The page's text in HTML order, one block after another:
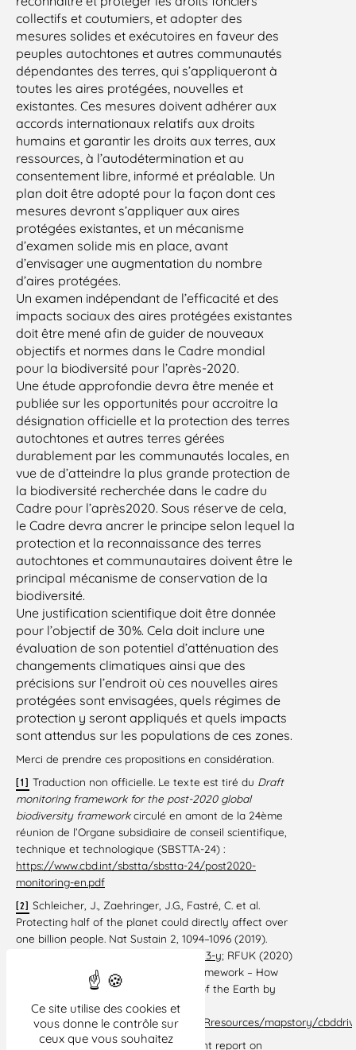
Ce site utilise des cookies et
vous donne le contrôle sur
ceux que vous souhaitez
collectifs et coutumiers, et adopter des
mesures solides et exécutoires en faveur des
peuples autochtones et autres communautés
dépendantes des terres, qui s’appliqueront à
toutes les aires protégées, nouvelles et
existantes. Ces mesures doivent adhérer aux
accords internationaux relatifs aux droits
humains et garantir les droits aux terres, aux
ressources, à l’autodétermination et au
consentement libre, informé et préalable. Un
plan doit être adopté pour la façon dont ces
mesures devront s’appliquer aux aires
protégées existantes, et un mécanisme
d’examen solide mis en place, avant
d’envisager une augmentation du nombre
d’aires protégées.
Un examen indépendant de l’efficacité et des
impacts sociaux des aires protégées existantes
doit être mené afin de guider de nouveaux
objectifs et normes dans le Cadre mondial
pour la biodiversité pour l’après-2020.
Une étude approfondie devra être menée et
publiée sur les opportunités pour accroitre la
désignation officielle et la protection des terres
autochtones et autres terres gérées
durablement par les communautés locales, en
vue de d’atteindre la plus grande protection de
la biodiversité recherchée dans le cadre du
Cadre pour l’après2020. Sous réserve de cela,
le Cadre devra ancrer le principe selon lequel la
protection et la reconnaissance des terres
autochtones et communautaires doivent être le
principal mécanisme de conservation de la
biodiversité.
Une justification scientifique doit être donnée
pour l’objectif de 30%. Cela doit inclure une
évaluation de son potentiel d’atténuation des
changements climatiques ainsi que des
précisions sur l’endroit où ces nouvelles aires
protégées sont envisagées, quels régimes de
protection y seront appliqués et quels impacts
sont attendus sur les populations de ces zones.
Merci de prendre ces propositions en considération.
[1] Traduction non officielle. Le texte est tiré du Draft
monitoring framework for the post-2020 global
biodiversity frameworkcirculé en amont de la 24ème
réunion de l’Organe subsidiaire de conseil scientifique,
technique et technologique (SBSTTA-24) :
https://www.cbd.int/sbstta/sbstta-24/post2020-
monitoring-en.pdf
[2] Schleicher, J., Zaehringer, J.G., Fastré, C. et al.
Protecting half of the planet could directly affect over
one billion people. Nat Sustain 2, 1094–1096 (2019).
https://doi.org/10.1038/s41893-019-0423-y; RFUK (2020)
The Post-2020 Global Biodiversity Framework – How
the CBD drive to protect 30 percent of the Earth by
2030 could dispossess millions:
https://www.mappingforrights.org/MFRresources/mapstory/
IPBES (2019) The global assessment report on